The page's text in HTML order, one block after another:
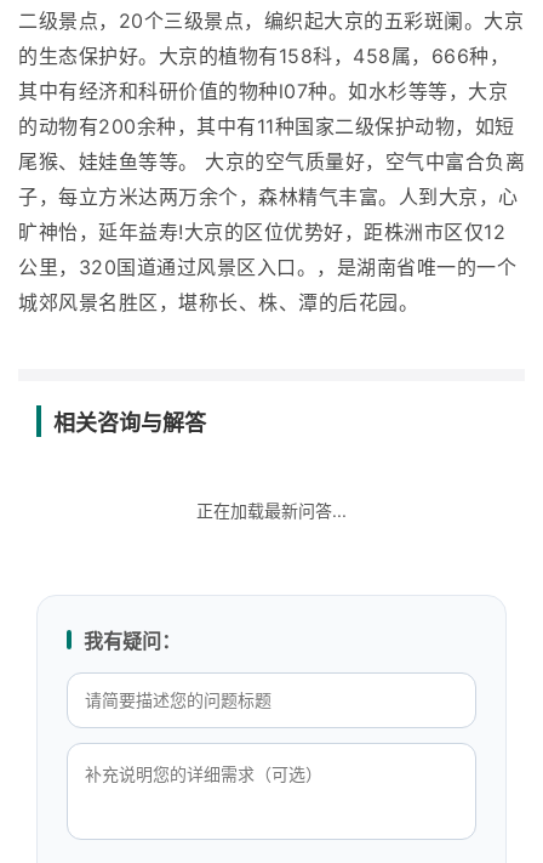
二级景点，20个三级景点，编织起大京的五彩斑阑。大京
的生态保护好。大京的植物有158科，458属，666种，
其中有经济和科研价值的物种l07种。如水杉等等，大京
的动物有200余种，其中有11种国家二级保护动物，如短
尾猴、娃娃鱼等等。 大京的空气质量好，空气中富合负离
子，每立方米达两万余个，森林精气丰富。人到大京，心
旷神怡，延年益寿!大京的区位优势好，距株洲市区仅12
公里，320国道通过风景区入口。，是湖南省唯一的一个
城郊风景名胜区，堪称长、株、潭的后花园。
相关咨询与解答
正在加载最新问答...
我有疑问：